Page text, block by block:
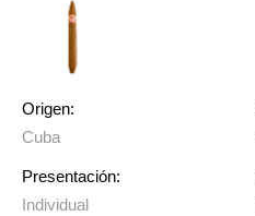
Origen:
Cuba
Presentación:
Individual